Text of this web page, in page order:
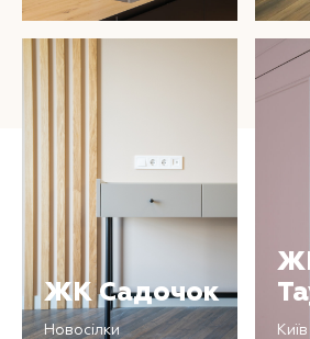
ЖК Садочок
Новосілки Київ